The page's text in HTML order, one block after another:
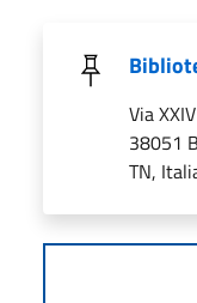
Via
38051
TN,